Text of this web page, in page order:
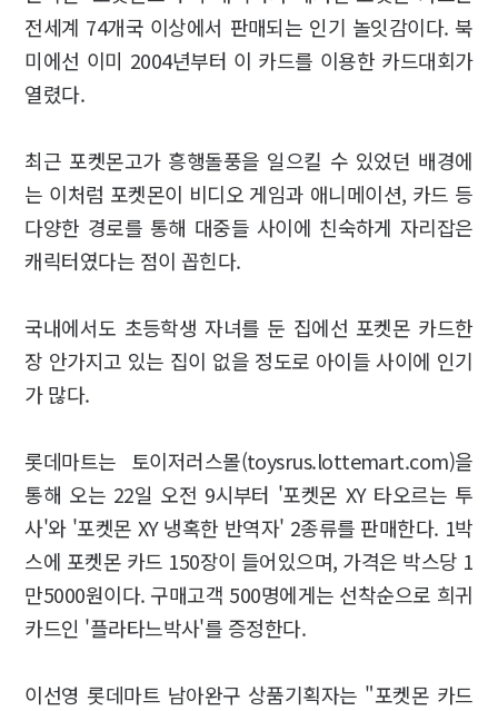
전세계 74개국 이상에서 판매되는 인기 놀잇감이다. 북
미에선 이미 2004년부터 이 카드를 이용한 카드대회가
열렸다.
최근 포켓몬고가 흥행돌풍을 일으킬 수 있었던 배경에
는 이처럼 포켓몬이 비디오 게임과 애니메이션, 카드 등
다양한 경로를 통해 대중들 사이에 친숙하게 자리잡은
캐릭터였다는 점이 꼽힌다.
국내에서도 초등학생 자녀를 둔 집에선 포켓몬 카드한
장 안가지고 있는 집이 없을 정도로 아이들 사이에 인기
가 많다.
롯데마트는 토이저러스몰(toysrus.lottemart.com)을
통해 오는 22일 오전 9시부터 '포켓몬 XY 타오르는 투
사'와 '포켓몬 XY 냉혹한 반역자' 2종류를 판매한다. 1박
스에 포켓몬 카드 150장이 들어있으며, 가격은 박스당 1
만5000원이다. 구매고객 500명에게는 선착순으로 희귀
카드인 '플라타느박사'를 증정한다.
이선영 롯데마트 남아완구 상품기획자는 "포켓몬 카드